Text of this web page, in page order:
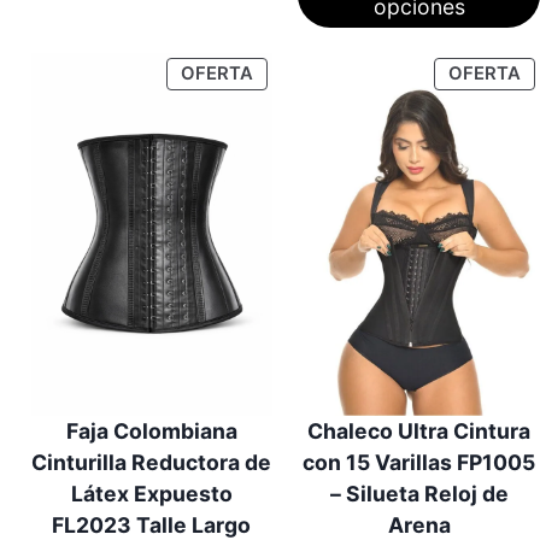
$2,295.00.
opciones
OFERTAPRODUCTO
EN
Faja Colombiana
Cinturilla Reductora de
Látex Expuesto
FL2023 Talle Largo
OFERTA
Chaleco Ultra Cintura
con 15 Varillas FP1005
– Silueta Reloj de
Arena